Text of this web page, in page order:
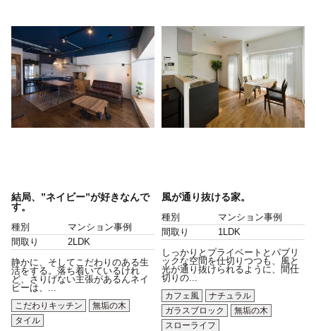
結局、”ネイビー”が好きなんで
す。
種別
マンション事例
間取り
2LDK
静かに、そしてこだわりのある生
活をする。落ち着いているけれ
ど、さりげない主張があるんネイ
ビーは、...
こだわりキッチン
無垢の木
タイル
風が通り抜ける家。
種別
マンション事例
間取り
1LDK
しっかりとプライベートとパブリ
ックな空間を仕切りつつも、風と
光が通り抜けられるように、間仕
切りの...
カフェ風
ナチュラル
ガラスブロック
無垢の木
スローライフ